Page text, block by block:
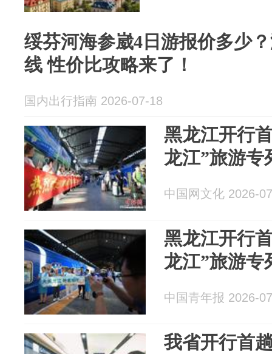
绥芬河海参崴4日游报价多少
线 性价比攻略来了！
国内出行指南 2026-07-18
黑龙江开行
龙江”旅游专
中国网文化 2026-
黑龙江开行
龙江”旅游专
中国青年报 2026-
我省开行首